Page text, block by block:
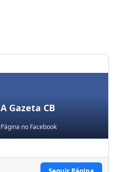
A Gazeta CB
Página no Facebook